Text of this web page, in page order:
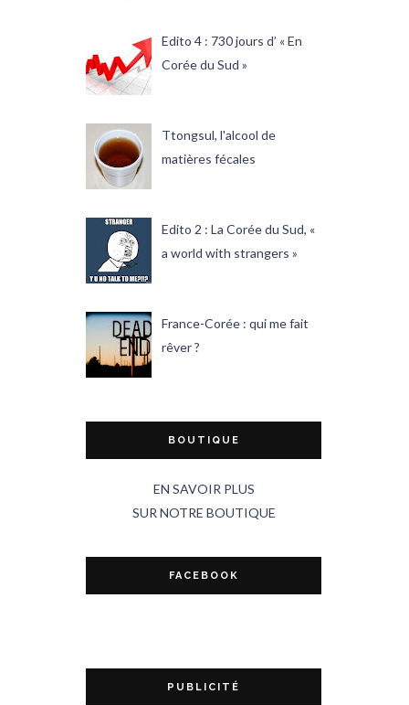
Edito 4 : 730 jours d’ « En
Corée du Sud »
Ttongsul, l'alcool de
matières fécales
Edito 2 : La Corée du Sud, «
a world with strangers »
France-Corée : qui me fait
rêver ?
BOUTIQUE
EN SAVOIR PLUS
SUR NOTRE BOUTIQUE
FACEBOOK
PUBLICITÉ